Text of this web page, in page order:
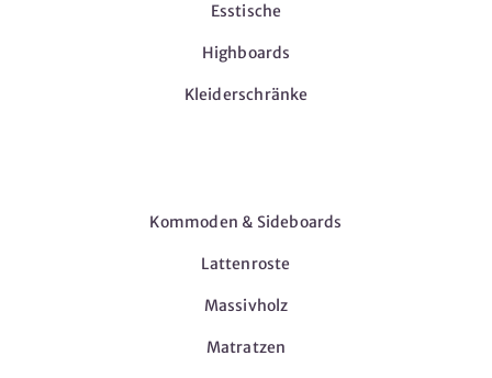
Esstische
Highboards
Kleiderschränke
Kommoden & Sideboards
Lattenroste
Massivholz
Matratzen